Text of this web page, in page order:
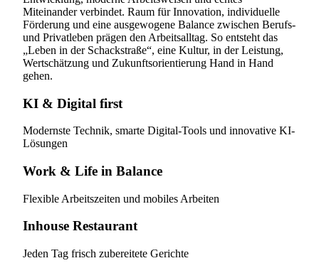
Miteinander verbindet. Raum für Innovation, individuelle
Förderung und eine ausgewogene Balance zwischen Berufs-
und Privatleben prägen den Arbeitsalltag. So entsteht das
„Leben in der Schackstraße“, eine Kultur, in der Leistung,
Wertschätzung und Zukunftsorientierung Hand in Hand
gehen.
KI & Digital first
Modernste Technik, smarte Digital-Tools und innovative KI-
Lösungen
Work & Life in Balance
Flexible Arbeitszeiten und mobiles Arbeiten
Inhouse Restaurant
Jeden Tag frisch zubereitete Gerichte